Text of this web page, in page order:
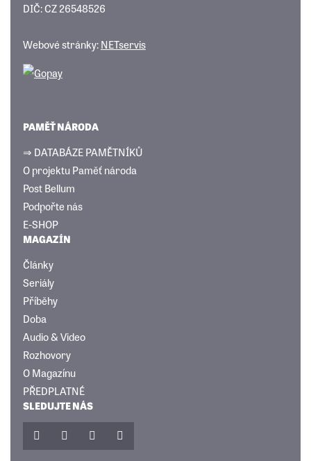
DIČ: CZ 26548526
Webové stránky:NETservis
PAMĚŤ NÁRODA
⇒ DATABÁZE PAMĚTNÍKŮ
O projektu Paměť národa
Post Bellum
Podpořte nás
E-SHOP
MAGAZÍN
Články
Seriály
Příběhy
Doba
Audio & Video
Rozhovory
O Magazínu
PŘEDPLATNÉ
SLEDUJTE NÁS